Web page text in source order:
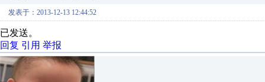
发表于：2013-12-13 12:44:52
已发送。
回复 引用 举报